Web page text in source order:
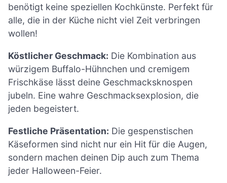
benötigt keine speziellen Kochkünste. Perfekt für
alle, die in der Küche nicht viel Zeit verbringen
wollen!
Köstlicher Geschmack: Die Kombination aus
würzigem Buffalo-Hühnchen und cremigem
Frischkäse lässt deine Geschmacksknospen
jubeln. Eine wahre Geschmacksexplosion, die
jeden begeistert.
Festliche Präsentation: Die gespenstischen
Käseformen sind nicht nur ein Hit für die Augen,
sondern machen deinen Dip auch zum Thema
jeder Halloween-Feier.